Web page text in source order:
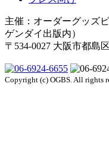
主催：オーダーグッズ
ゲンダイ出版内）
〒534-0027 大阪市都島
Copyright (c) OGBS. All rights